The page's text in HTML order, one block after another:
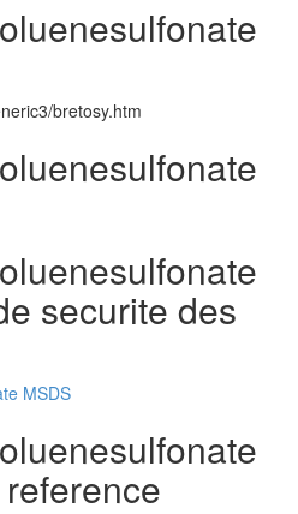
bretosy.htm
securite des
MSDS